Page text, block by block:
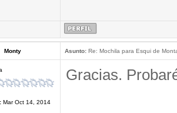
Monty Asunto:Re: Mochila para Esqui de
Mar Oct 14, 2014
Gracias.